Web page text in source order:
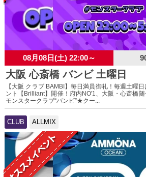
08月08日(土) 22:00～
大阪 心斎橋 バンビ 土曜日
【大阪 クラブ BAMBI】毎日満員御礼！毎週土曜
ント【Brilliant】開催！府内NO'1、大阪・心斎橋
モンスタークラブ“バンビ”★クー...
CLUB ALLMIX